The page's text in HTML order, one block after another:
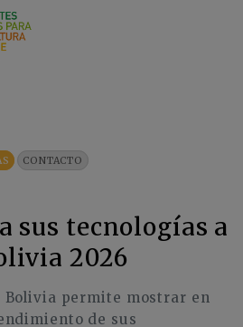
CONTACTO
sus tecnologías a
2026
Bolivia permite mostrar en
de sus